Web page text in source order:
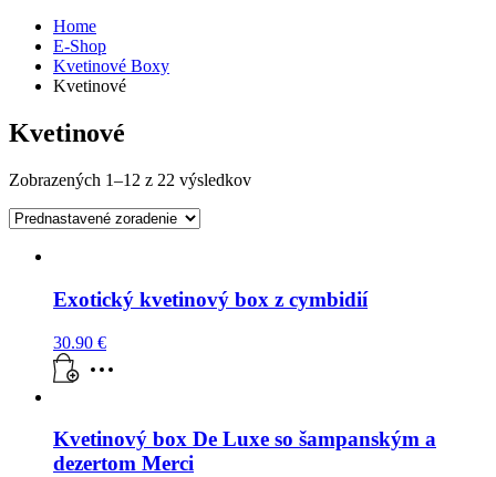
Home
E-Shop
Kvetinové Boxy
Kvetinové
Kvetinové
Zobrazených 1–12 z 22 výsledkov
Exotický kvetinový box z cymbidií
30.90 €
Kvetinový box De Luxe so šampanským a
dezertom Merci